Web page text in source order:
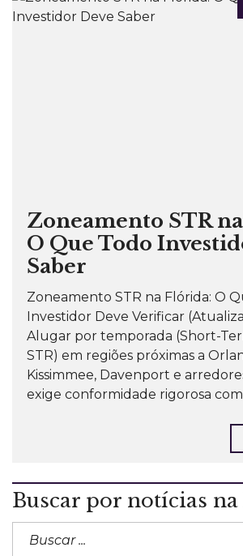
Zoneamento STR
O Que Todo
Saber
Zoneamento STR na Flórida: O
Investidor Deve Verificar
Alugar por temporada (Short-
STR) em regiões próximas a
Kissimmee, Davenport e
exige conformidade rigorosa
Buscar por notícias